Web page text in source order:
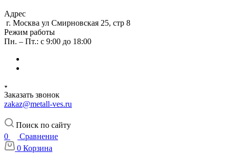
Адрес
г. Москва ул Смирновская 25, стр 8
Режим работы
Пн. – Пт.: с 9:00 до 18:00
Заказать звонок
zakaz@metall-ves.ru
Поиск по сайту
0
Сравнение
0 Корзина